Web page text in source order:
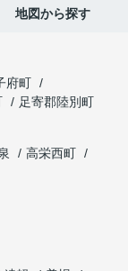
地図から探す
府町
足寄郡陸別町
高栄西町